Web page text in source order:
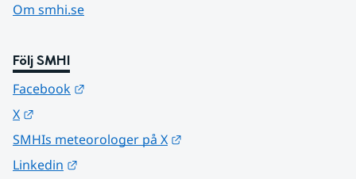
Om smhi.se
Följ SMHI
Facebook
X
SMHIs meteorologer på X
Linkedin